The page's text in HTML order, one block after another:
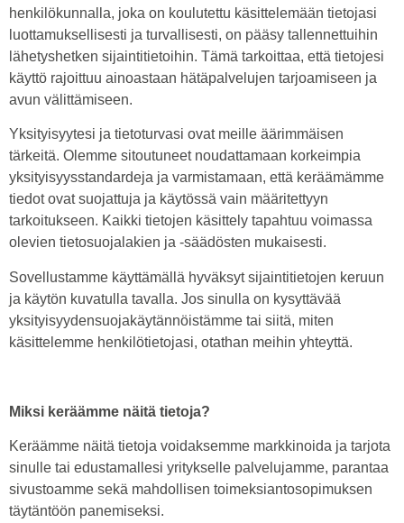
henkilökunnalla, joka on koulutettu käsittelemään tietojasi
luottamuksellisesti ja turvallisesti, on pääsy tallennettuihin
lähetyshetken sijaintitietoihin. Tämä tarkoittaa, että tietojesi
käyttö rajoittuu ainoastaan hätäpalvelujen tarjoamiseen ja
avun välittämiseen.
Yksityisyytesi ja tietoturvasi ovat meille äärimmäisen
tärkeitä. Olemme sitoutuneet noudattamaan korkeimpia
yksityisyysstandardeja ja varmistamaan, että keräämämme
tiedot ovat suojattuja ja käytössä vain määritettyyn
tarkoitukseen. Kaikki tietojen käsittely tapahtuu voimassa
olevien tietosuojalakien ja -säädösten mukaisesti.
Sovellustamme käyttämällä hyväksyt sijaintitietojen keruun
ja käytön kuvatulla tavalla. Jos sinulla on kysyttävää
yksityisyydensuojakäytännöistämme tai siitä, miten
käsittelemme henkilötietojasi, otathan meihin yhteyttä.
Miksi keräämme näitä tietoja?
Keräämme näitä tietoja voidaksemme markkinoida ja tarjota
sinulle tai edustamallesi yritykselle palvelujamme, parantaa
sivustoamme sekä mahdollisen toimeksiantosopimuksen
täytäntöön panemiseksi.